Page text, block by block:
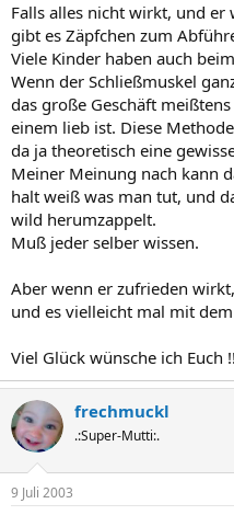
Falls alles nicht wirkt, und
gibt es Zäpfchen zum
Viele Kinder haben auch
Wenn der Schließmuskel
das große Geschäft
einem lieb ist. Diese
da ja theoretisch eine
Meiner Meinung nach kann
halt weiß was man tut, und
wild herumzappelt.
Muß jeder selber wissen.
Aber wenn er zufrieden
und es vielleicht mal mit
Viel Glück wünsche ich Euch
frechmuckl
.:Super-Mutti:.
9 Juli 2003